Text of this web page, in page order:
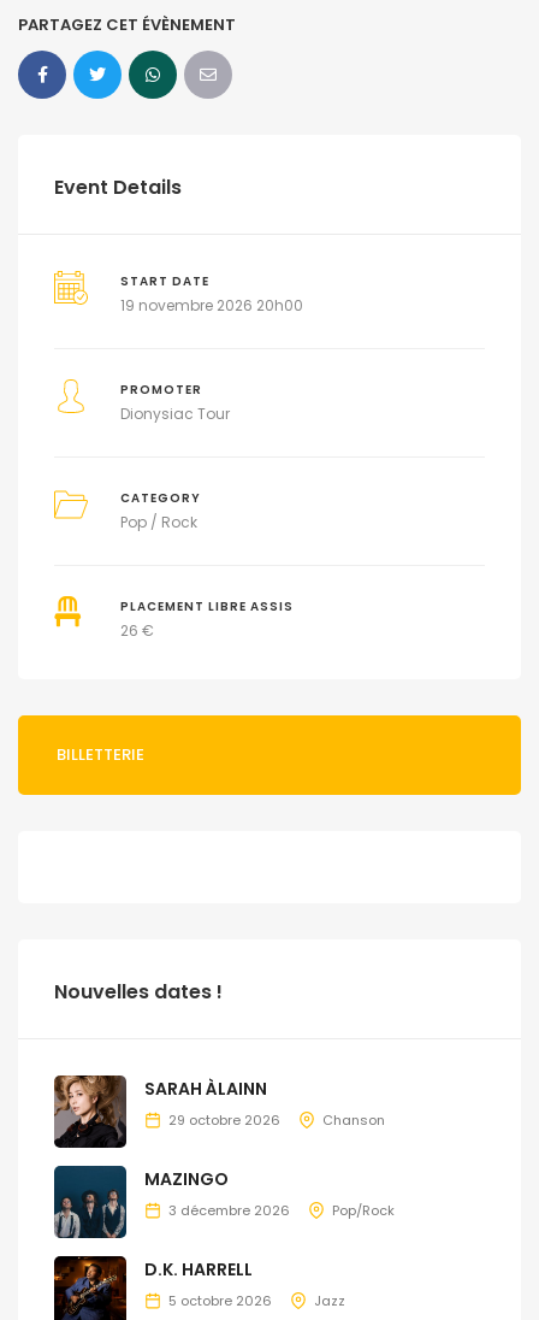
PARTAGEZ CET ÉVÈNEMENT
Event Details
START DATE
19 novembre 2026 20h00
PROMOTER
Dionysiac Tour
CATEGORY
Pop / Rock
PLACEMENT LIBRE ASSIS
26 €
BILLETTERIE
Nouvelles dates !
SARAH ÀLAINN
29 octobre 2026 Chanson
MAZINGO
3 décembre 2026 Pop/Rock
D.K. HARRELL
5 octobre 2026 Jazz